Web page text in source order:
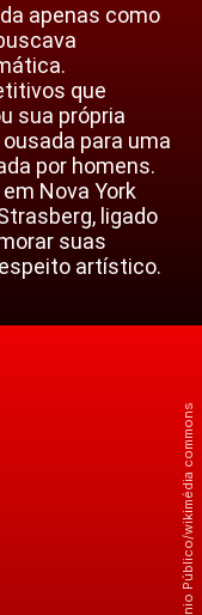
apenas como
que
sua própria
para uma
por homens.
Nova York
ligado
suas
artístico.
Crédito: Domínio Público/wikimédia commons